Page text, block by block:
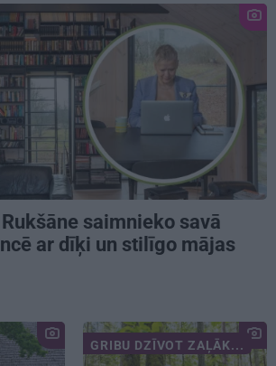
Rukšāne saimnieko savā
ar dīķi un stilīgo mājas
GRIBU DZĪVOT ZAĻĀK...